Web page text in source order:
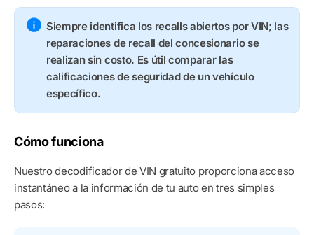
Siempre identifica los recalls abiertos por VIN; las
reparaciones de recall del concesionario se
realizan sin costo. Es útil comparar las
calificaciones de seguridad de un vehículo
específico.
Cómo funciona
Nuestro decodificador de VIN gratuito proporciona acceso
instantáneo a la información de tu auto en tres simples
pasos: